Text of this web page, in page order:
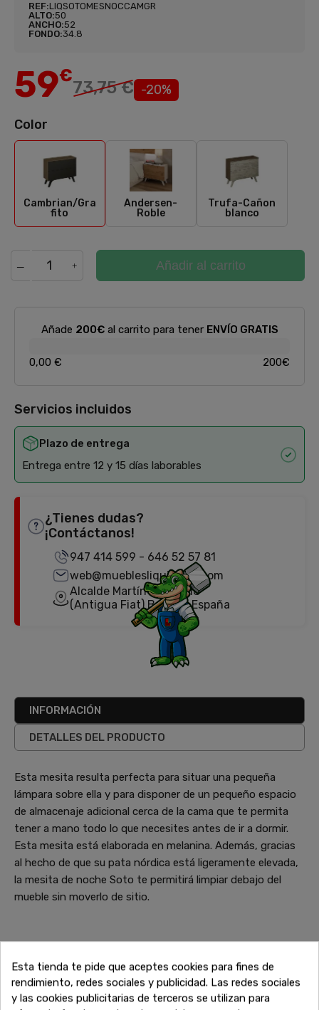
REF:LIQSOTOMESNOCCAMGR
ALTO:50
ANCHO:52
FONDO:34.8
59€
73,75 € -20%
Color
Cambrian/Gra
fito
Cambrian/Grafito
Andersen-
Roble
Andersen-Roble
Trufa-Cañon
blanco
Trufa-Cañon
Añadir al carrito
Añade 200€al carrito para tener ENVÍO GRATIS
0,00 € 200€
Servicios incluidos
Plazo de entrega
Entrega entre 12 y 15 días laborables
¿Tienes dudas?
¡Contáctanos!
947 414 599 - 646 52 57 81
web@mueblesliquidator.com
Alcalde Martín Cobos, 18
(Antigua Fiat) Burgos, España
INFORMACIÓN
DETALLES DEL PRODUCTO
Esta mesita resulta perfecta para situar una pequeña
lámpara sobre ella y para disponer de un pequeño espacio
de almacenaje adicional cerca de la cama que te permita
tener a mano todo lo que necesites antes de ir a dormir.
Esta mesita está elaborada en melanina. Además, gracias
al hecho de que su pata nórdica está ligeramente elevada,
la mesita de noche Soto te permitirá limpiar debajo del
mueble sin moverlo de sitio.
¿No has terminado aún? Sigue explorando nuestras
increíbles ofertas de liquidación en muebles de alta calidad.
Encuentra más sofás, armarios, mesas y todo lo que
Esta tienda te pide que aceptes cookies para fines de
rendimiento, redes sociales y publicidad. Las redes sociales
y las cookies publicitarias de terceros se utilizan para